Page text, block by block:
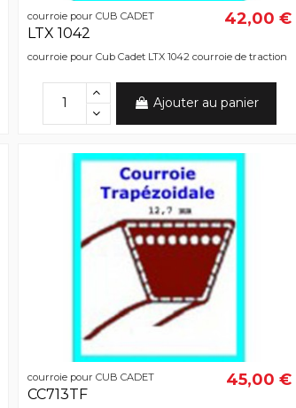
courroie pour CUB CADET
LTX 1042
42,00 €
courroie pour Cub Cadet LTX 1042 courroie de traction
Ajouter au panier
courroie pour CUB CADET
CC713TF
45,00 €